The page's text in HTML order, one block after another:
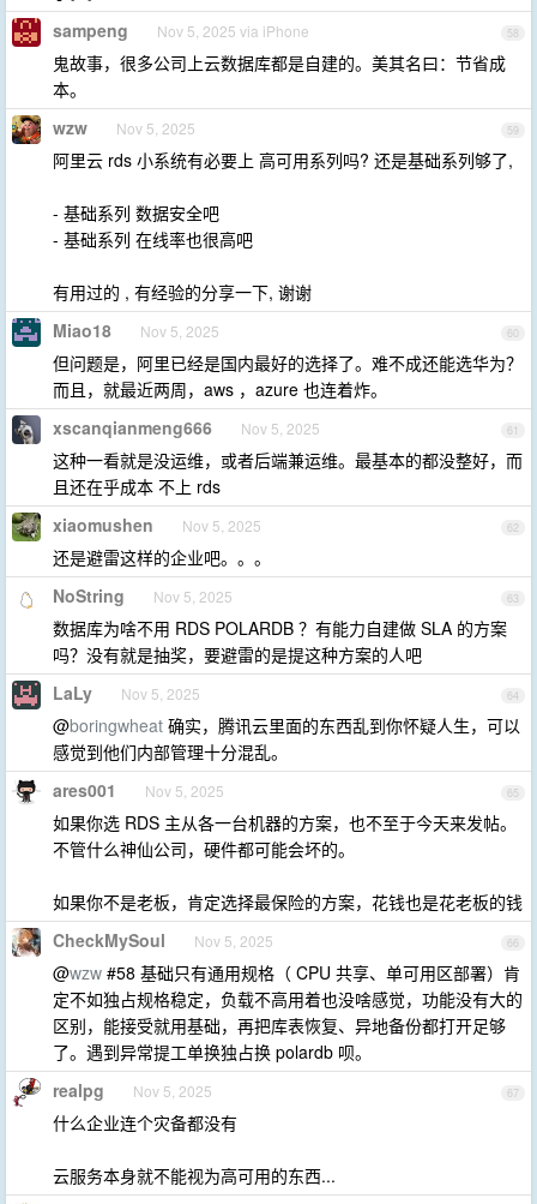
58
sampeng Nov 5, 2025 via iPhone
鬼故事，很多公司上云数据库都是自建的。美其名曰：节省成
本。
59
wzw Nov 5, 2025
阿里云 rds 小系统有必要上 高可用系列吗? 还是基础系列够了,
- 基础系列 数据安全吧
- 基础系列 在线率也很高吧
有用过的 , 有经验的分享一下, 谢谢
60
Miao18 Nov 5, 2025
但问题是，阿里已经是国内最好的选择了。难不成还能选华为？
而且，就最近两周，aws ，azure 也连着炸。
61
xscanqianmeng666 Nov 5, 2025
这种一看就是没运维，或者后端兼运维。最基本的都没整好，而
且还在乎成本 不上 rds
62
xiaomushen Nov 5, 2025
还是避雷这样的企业吧。。。
63
NoString Nov 5, 2025
数据库为啥不用 RDS POLARDB ？有能力自建做 SLA 的方案
吗？没有就是抽奖，要避雷的是提这种方案的人吧
64
LaLy Nov 5, 2025
@boringwheat 确实，腾讯云里面的东西乱到你怀疑人生，可以
感觉到他们内部管理十分混乱。
65
ares001 Nov 5, 2025
如果你选 RDS 主从各一台机器的方案，也不至于今天来发帖。
不管什么神仙公司，硬件都可能会坏的。
如果你不是老板，肯定选择最保险的方案，花钱也是花老板的钱
66
CheckMySoul Nov 5, 2025
@wzw #58 基础只有通用规格（ CPU 共享、单可用区部署）肯
定不如独占规格稳定，负载不高用着也没啥感觉，功能没有大的
区别，能接受就用基础，再把库表恢复、异地备份都打开足够
了。遇到异常提工单换独占换 polardb 呗。
67
realpg Nov 5, 2025
什么企业连个灾备都没有
云服务本身就不能视为高可用的东西...